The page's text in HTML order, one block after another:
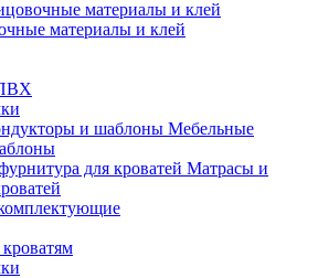
материалы и клей
Мебельные
Матрасы и